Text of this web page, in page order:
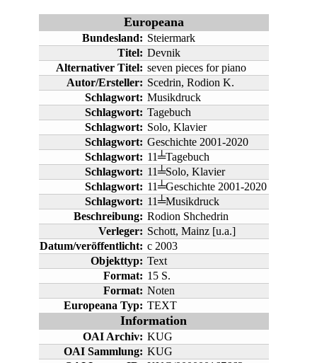
Europeana
Bundesland: Steiermark
Titel: Devnik
Alternativer Titel: seven pieces for piano
Autor/Ersteller: Scedrin, Rodion K.
Schlagwort: Musikdruck
Schlagwort: Tagebuch
Schlagwort: Solo, Klavier
Schlagwort: Geschichte 2001-2020
Schlagwort: 11╧Tagebuch
Schlagwort: 11╧Solo, Klavier
Schlagwort: 11╧Geschichte 2001-2020
Schlagwort: 11╧Musikdruck
Beschreibung: Rodion Shchedrin
Verleger: Schott, Mainz [u.a.]
Datum/veröffentlicht: c 2003
Objekttyp: Text
Format: 15 S.
Format: Noten
Europeana Typ: TEXT
Information
OAI Archiv: KUG
OAI Sammlung: KUG